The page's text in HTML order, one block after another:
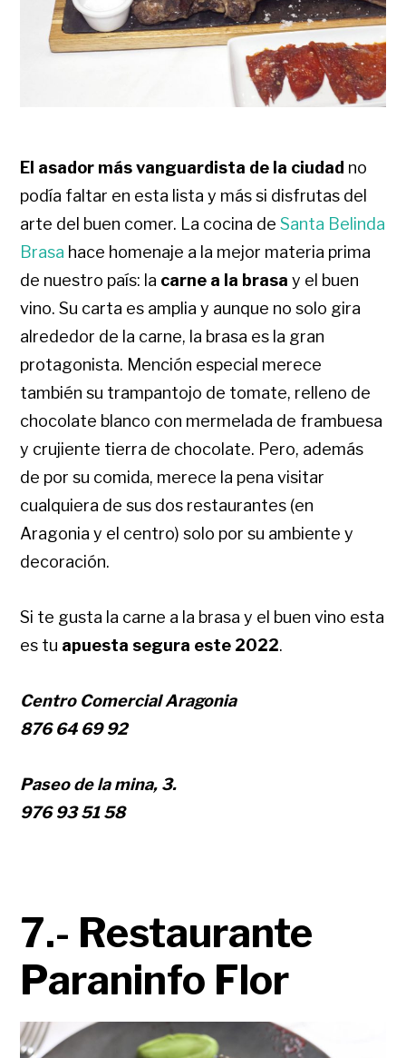
El asador más vanguardista de la ciudad no
podía faltar en esta lista y más si disfrutas del
arte del buen comer. La cocina deSanta Belinda
Brasa hace homenaje a la mejor materia prima
de nuestro país: la carne a la brasa y el buen
vino. Su carta es amplia y aunque no solo gira
alrededor de la carne, la brasa es la gran
protagonista. Mención especial merece
también su trampantojo de tomate, relleno de
chocolate blanco con mermelada de frambuesa
y crujiente tierra de chocolate. Pero, además
de por su comida, merece la pena visitar
cualquiera de sus dos restaurantes (en
Aragonia y el centro) solo por su ambiente y
decoración.
Si te gusta la carne a la brasa y el buen vino esta
es tu apuesta segura este 2022.
Centro Comercial Aragonia
876 64 69 92
Paseo de la mina, 3.
976 93 51 58
7.- Restaurante
Paraninfo Flor